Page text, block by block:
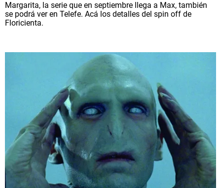
Margarita, la serie que en septiembre llega a Max, también
se podrá ver en Telefe. Acá los detalles del spin off de
Floricienta.